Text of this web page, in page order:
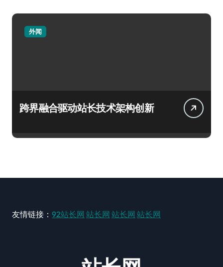
外闻
跨界融合驱动站长技术架构创新
友情链接： 92站长网 站长网 站长网 站长网